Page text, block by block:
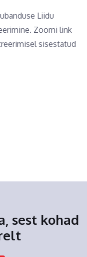
Liidu
Zoomi link
sisestatud
sest kohad